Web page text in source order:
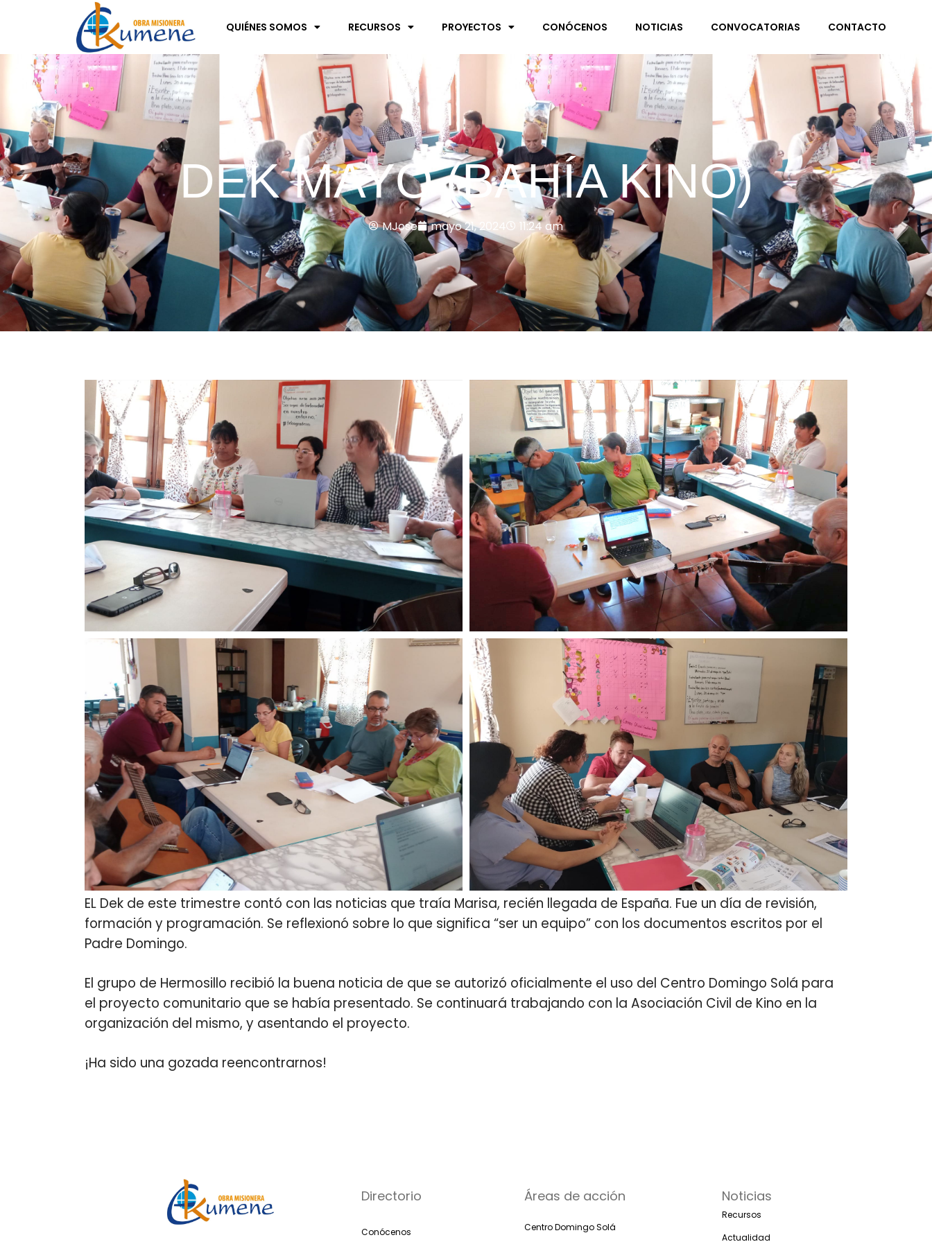
QUIÉNES SOMOS RECURSOS PROYECTOS CONÓCENOS NOTICIAS CONVOCATORIAS CONTACTO
DEK MAYO (BAHÍA KINO)
MJose mayo 21, 2024 11:24 am
EL Dek de este trimestre contó con las noticias que traía Marisa, recién llegada de España. Fue un día de revisión,
formación y programación. Se reflexionó sobre lo que significa “ser un equipo” con los documentos escritos por el
Padre Domingo.
El grupo de Hermosillo recibió la buena noticia de que se autorizó oficialmente el uso del Centro Domingo Solá para
el proyecto comunitario que se había presentado. Se continuará trabajando con la Asociación Civil de Kino en la
organización del mismo, y asentando el proyecto.
¡Ha sido una gozada reencontrarnos!
Directorio
Conócenos
Áreas de acción
Centro Domingo Solá
Noticias
Recursos
Actualidad